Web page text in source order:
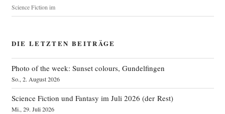
Science Fiction im
DIE LETZTEN BEITRÄGE
Photo of the week: Sunset colours, Gundelfingen
So., 2. August 2026
Science Fiction und Fantasy im Juli 2026 (der Rest)
Mi., 29. Juli 2026